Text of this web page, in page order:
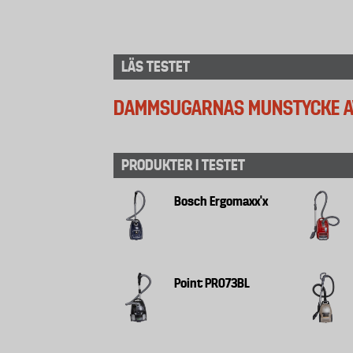
LÄS TESTET
DAMMSUGARNAS MUNSTYCKE
PRODUKTER I TESTET
Bosch Ergomaxx'x
Point PRO73BL